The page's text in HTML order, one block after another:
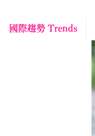
國際趨勢 Trends